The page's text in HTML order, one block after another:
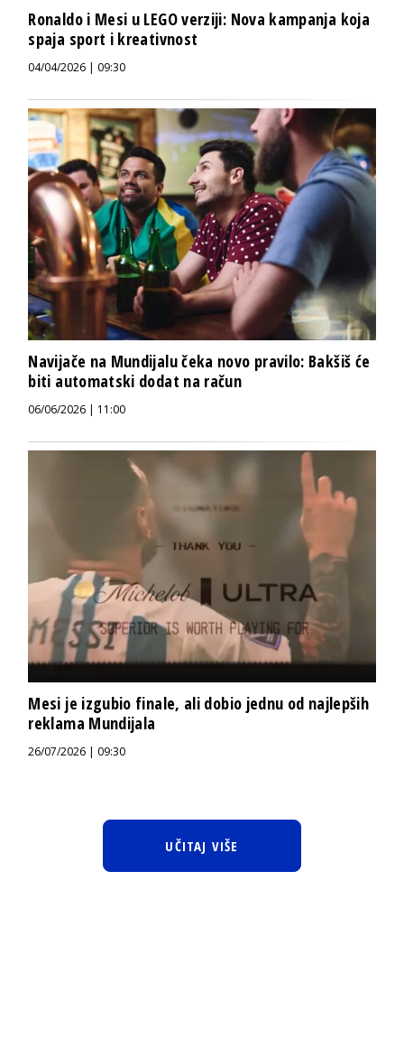
Ronaldo i Mesi u LEGO verziji: Nova kampanja koja
spaja sport i kreativnost
04/04/2026 | 09:30
Navijače na Mundijalu čeka novo pravilo: Bakšiš će
biti automatski dodat na račun
06/06/2026 | 11:00
Mesi je izgubio finale, ali dobio jednu od najlepših
reklama Mundijala
26/07/2026 | 09:30
UČITAJ VIŠE